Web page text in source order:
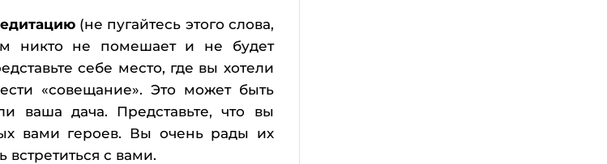
(не пугайтесь этого слова,
никто не помешает и не будет
себе место, где вы хотели
«совещание». Это может быть
ваша дача. Представьте, что вы
вами героев. Вы очень рады их
встретиться с вами.